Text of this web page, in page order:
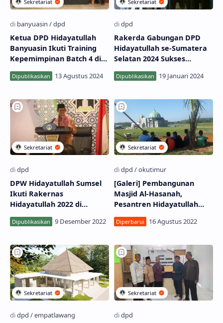
Ketua DPD Hidayatullah
Banyuasin Ikuti Training
Kepemimpinan Batch 4 di
Jakarta
Rakerda Gabungan DPD
Hidayatullah se-Sumatera
Selatan 2024 Sukses
Digelar
DPW Hidayatullah Sumsel
Ikuti Rakernas
Hidayatullah 2022 di
Jakarta
[Galeri] Pembangunan
Masjid Al-Hasanah,
Pesantren Hidayatullah
OKU Timur